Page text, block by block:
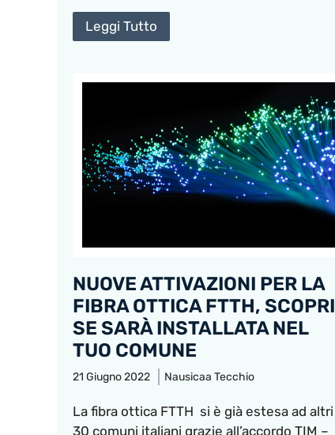
Leggi Tutto
NUOVE ATTIVAZIONI PER LA
FIBRA OTTICA FTTH, SCOPRI
SE SARÀ INSTALLATA NEL
TUO COMUNE
21 Giugno 2022 Nausicaa Tecchio
La fibra ottica FTTH si è già estesa ad altri
30 comuni italiani grazie all’accordo TIM –